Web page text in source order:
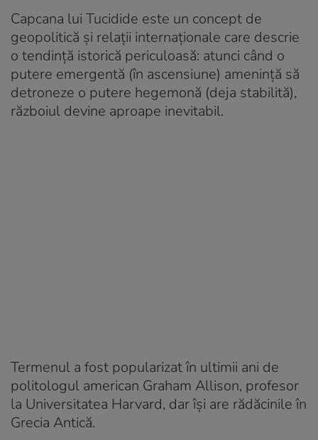
Capcana lui Tucidide este un concept de
geopolitică și relații internaționale care descrie
o tendință istorică periculoasă: atunci când o
putere emergentă (în ascensiune) amenință să
detroneze o putere hegemonă (deja stabilită),
războiul devine aproape inevitabil.
Termenul a fost popularizat în ultimii ani de
politologul american Graham Allison, profesor
la Universitatea Harvard, dar își are rădăcinile în
Grecia Antică.